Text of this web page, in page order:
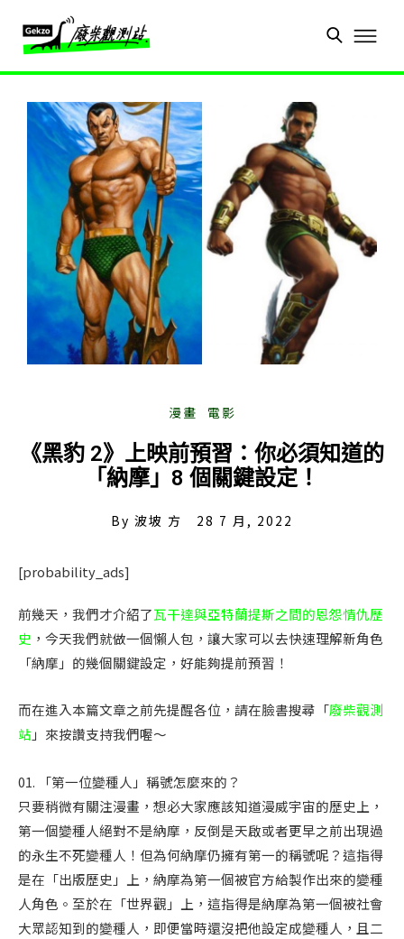
《黑豹 2》上映前預習：你必須知道的
「納摩」8 個關鍵設定！
By 波坡 方 28 7 月, 2022
[probability_ads]
前幾天，我們才介紹了瓦干達與亞特蘭提斯之間的恩怨情仇歷
史 ，今天我們就做一個懶人包，讓大家可以去快速理解新角色
「納摩」的幾個關鍵設定，好能夠提前預習！
而在進入本篇文章之前先提醒各位，請在臉書搜尋「廢柴觀測
站」來按讚支持我們喔～
01. 「第一位變種人」稱號怎麼來的？
只要稍微有關注漫畫，想必大家應該知道漫威宇宙的歷史上，
第一個變種人絕對不是納摩，反倒是天啟或者更早之前出現過
的永生不死變種人！但為何納摩仍擁有第一的稱號呢？這指得
是在「出版歷史」上，納摩為第一個被官方給製作出來的變種
人角色。至於在「世界觀」上，這指得是納摩為第一個被社會
大眾認知到的變種人，即便當時還沒把他設定成變種人，且二